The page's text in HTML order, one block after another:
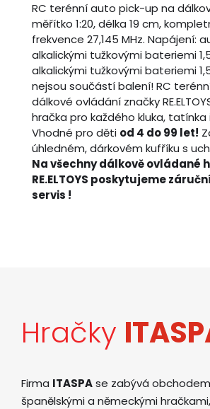
RC terénní auto pick-up na
měřítko 1:20, délka 19 cm,
frekvence 27,145 MHz. Napájení:
alkalickými tužkovými bateriemi
alkalickými tužkovými bateriemi
nejsou součástí balení! RC
dálkové ovládání značky
hračka pro každého kluka,
Vhodné pro děti od 4 do 99 let!
úhledném, dárkovém kufříku s
Na všechny dálkově ovládané
RE.ELTOYS poskytujeme
servis !
Hračky
Firma ITASPAse zabývá
španělskými a německými